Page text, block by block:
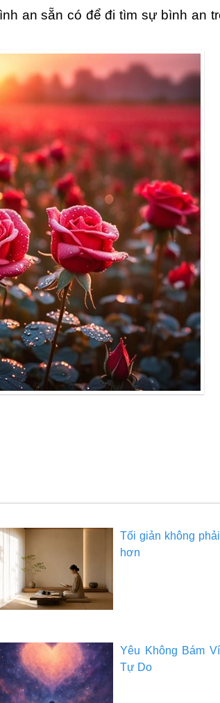
an sẵn có để đi tìm sự bình an
Tối giản không
hơn
Yêu Không Bám
Tự Do